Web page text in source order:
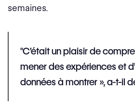
semaines.
"C’était un plaisir de
mener des expériences et
données à montrer », a-t-il